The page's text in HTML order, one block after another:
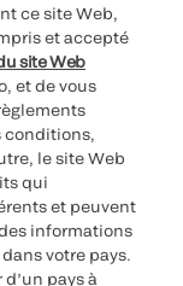
ce site Web,
et accepté
site Web
et de vous
conditions,
le site Web
qui
et peuvent
informations
votre pays.
pays à